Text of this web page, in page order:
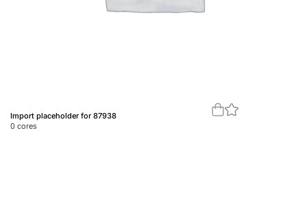
Import placeholder for 87938
0 cores